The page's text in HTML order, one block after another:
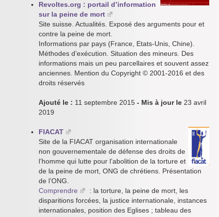
Revoltes.org : portail d’information
sur la peine de mort
Site suisse. Actualités. Exposé des arguments pour et
contre la peine de mort.
Informations par pays (France, Etats-Unis, Chine).
Méthodes d’exécution. Situation des mineurs. Des
informations mais un peu parcellaires et souvent assez
anciennes. Mention du Copyright © 2001-2016 et des
droits réservés
Ajouté le : 11 septembre 2015 - Mis à jour le 23 avril
2019
FIACAT
Site de la FIACAT organisation internationale
non gouvernementale de défense des droits de
l’homme qui lutte pour l’abolition de la torture et
de la peine de mort, ONG de chrétiens. Présentation
de l’ONG.
Comprendre
: la torture, la peine de mort, les
disparitions forcées, la justice internationale, instances
internationales, position des Eglises ; tableau des